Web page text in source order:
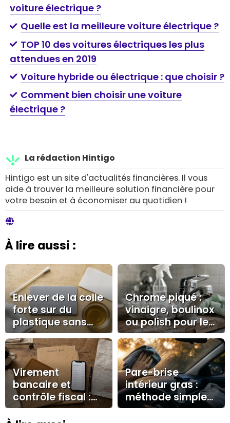
voiture électrique ?
Quelle est la meilleure voiture électrique ?
TOP 10 des voitures électriques les plus
attendues en 2019
Voiture hybride ou électrique : que choisir ?
Comment bien choisir une voiture
électrique ?
La rédaction Hintigo
Hintigo est un site d'actualités financières. Il vous
aide à trouver la meilleure solution financière pour
votre besoin et à économiser au quotidien !
À lire aussi :
Enlever de la colle
forte sur du
plastique sans
voile blanc ni
rayures
Chrome piqué :
vinaigre, boulinox
ou polish pour le
nettoyer sans le
rayer ?
Virement
bancaire et
contrôle fiscal :
les montants,
Pare-brise
intérieur gras :
méthode simple
pour enlever le